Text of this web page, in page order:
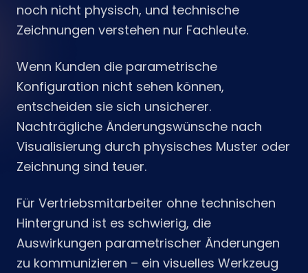
noch nicht physisch, und technische
Zeichnungen verstehen nur Fachleute.
Wenn Kunden die parametrische
Konfiguration nicht sehen können,
entscheiden sie sich unsicherer.
Nachträgliche Änderungswünsche nach
Visualisierung durch physisches Muster oder
Zeichnung sind teuer.
Für Vertriebsmitarbeiter ohne technischen
Hintergrund ist es schwierig, die
Auswirkungen parametrischer Änderungen
zu kommunizieren – ein visuelles Werkzeug